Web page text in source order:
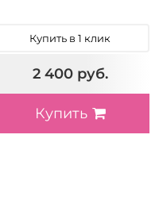
Купить в 1 клик
2 400 руб.
Купить